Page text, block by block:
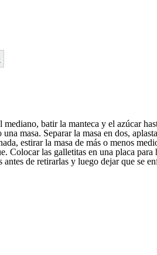
batir la manteca y el azúcar
masa. Separar la masa en dos,
estirar la masa de más o menos
Colocar las galletitas en una placa
de retirarlas y luego dejar que se